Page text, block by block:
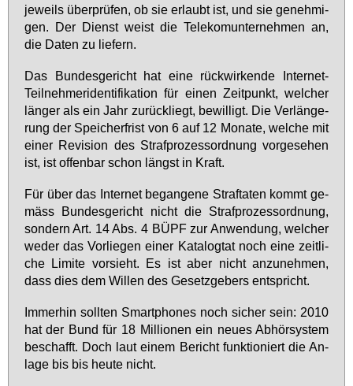
je­weils über­prü­fen, ob sie er­laubt ist, und sie ge­neh­mi­
gen. Der Dienst weist die Te­le­kom­un­ter­neh­men an,
die Da­ten zu lie­fern.
Das Bun­des­ge­richt hat ei­ne rück­wir­ken­de In­ter­net-
Teil­neh­me­ri­den­ti­fi­ka­ti­on für ei­nen Zeit­punkt, wel­cher
län­ger als ein Jahr zu­rück­liegt, be­wil­ligt. Die Ver­län­ge­
rung der Spei­cher­frist von 6 auf 12 Mo­na­te, wel­che mit
ei­ner Re­vi­si­on des Straf­pro­zess­ord­nung vor­ge­se­hen
ist, ist of­fen­bar schon längst in Kraft.
Für über das In­ter­net be­gan­ge­ne Straf­ta­ten kommt ge­
mäss Bun­des­ge­richt nicht die Straf­pro­zess­ord­nung,
son­dern Art. 14 Abs. 4 BÜPF zur An­wen­dung, wel­cher
we­der das Vor­lie­gen ei­ner Ka­ta­log­tat noch ei­ne zeit­li­
che Li­mi­te vor­sieht. Es ist aber nicht an­zu­neh­men,
dass dies dem Wil­len des Ge­setz­ge­bers ent­spricht.
Im­mer­hin soll­ten Smart­pho­nes noch si­cher sein: 2010
hat der Bund für 18 Mil­lio­nen ein neu­es Ab­hör­sys­tem
be­schafft. Doch laut ei­nem Be­richt funk­tio­niert die An­
la­ge bis bis heu­te nicht.